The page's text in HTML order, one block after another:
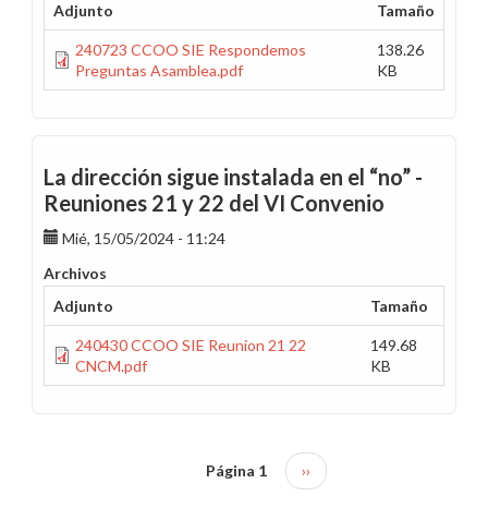
Adjunto
Tamaño
240723 CCOO SIE Respondemos
Preguntas Asamblea.pdf
138.26
KB
La dirección sigue instalada en el “no” -
Reuniones 21 y 22 del VI Convenio
Mié, 15/05/2024 - 11:24
Archivos
Adjunto
Tamaño
240430 CCOO SIE Reunion 21 22
CNCM.pdf
149.68
KB
Página 1
Siguiente
página
››